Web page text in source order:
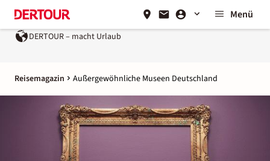
Menü
Ein Unternehmen derREWE Group
Reisemagazin Außergewöhnliche Museen Deutschland